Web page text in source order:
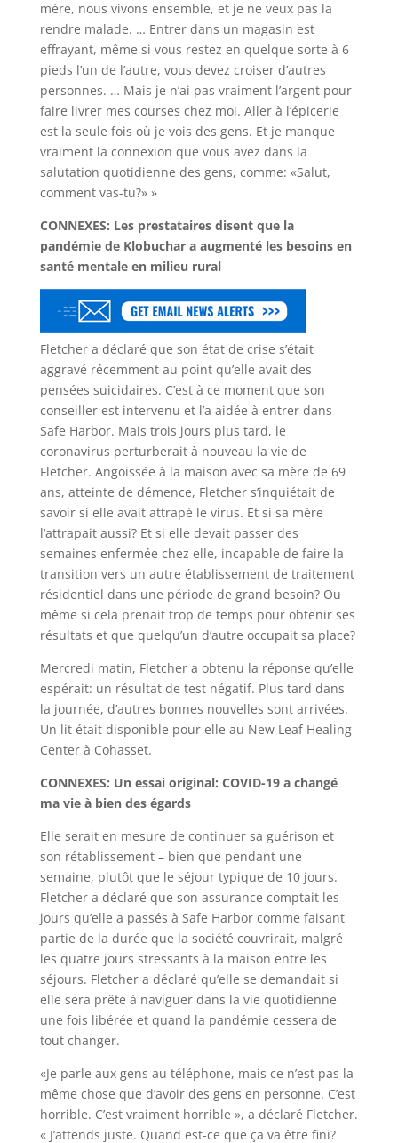
mère, nous vivons ensemble, et je ne veux pas la
rendre malade. … Entrer dans un magasin est
effrayant, même si vous restez en quelque sorte à 6
pieds l’un de l’autre, vous devez croiser d’autres
personnes. … Mais je n’ai pas vraiment l’argent pour
faire livrer mes courses chez moi. Aller à l’épicerie
est la seule fois où je vois des gens. Et je manque
vraiment la connexion que vous avez dans la
salutation quotidienne des gens, comme: «Salut,
comment vas-tu?» »
CONNEXES: Les prestataires disent que la
pandémie de Klobuchar a augmenté les besoins en
santé mentale en milieu rural
Fletcher a déclaré que son état de crise s’était
aggravé récemment au point qu’elle avait des
pensées suicidaires. C’est à ce moment que son
conseiller est intervenu et l’a aidée à entrer dans
Safe Harbor. Mais trois jours plus tard, le
coronavirus perturberait à nouveau la vie de
Fletcher. Angoissée à la maison avec sa mère de 69
ans, atteinte de démence, Fletcher s’inquiétait de
savoir si elle avait attrapé le virus. Et si sa mère
l’attrapait aussi? Et si elle devait passer des
semaines enfermée chez elle, incapable de faire la
transition vers un autre établissement de traitement
résidentiel dans une période de grand besoin? Ou
même si cela prenait trop de temps pour obtenir ses
résultats et que quelqu’un d’autre occupait sa place?
Mercredi matin, Fletcher a obtenu la réponse qu’elle
espérait: un résultat de test négatif. Plus tard dans
la journée, d’autres bonnes nouvelles sont arrivées.
Un lit était disponible pour elle au New Leaf Healing
Center à Cohasset.
CONNEXES: Un essai original: COVID-19 a changé
ma vie à bien des égards
Elle serait en mesure de continuer sa guérison et
son rétablissement – bien que pendant une
semaine, plutôt que le séjour typique de 10 jours.
Fletcher a déclaré que son assurance comptait les
jours qu’elle a passés à Safe Harbor comme faisant
partie de la durée que la société couvrirait, malgré
les quatre jours stressants à la maison entre les
séjours. Fletcher a déclaré qu’elle se demandait si
elle sera prête à naviguer dans la vie quotidienne
une fois libérée et quand la pandémie cessera de
tout changer.
«Je parle aux gens au téléphone, mais ce n’est pas la
même chose que d’avoir des gens en personne. C’est
horrible. C’est vraiment horrible », a déclaré Fletcher.
« J’attends juste. Quand est-ce que ça va être fini?